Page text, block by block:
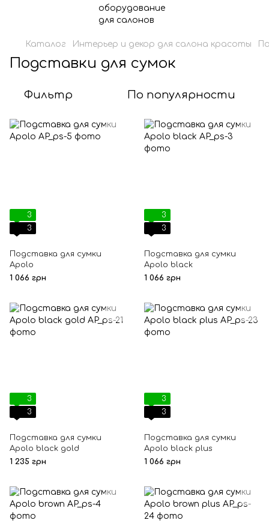
Каталог Интерьер и декор для салона красоты
Подставки для сумок
Фильтр По популярности
3
3
Подставка для сумки
Apolo
1 066 грн
3
3
Подставка для сумки
Apolo black
1 066 грн
3
3
Подставка для сумки
Apolo black gold
1 235 грн
3
3
Подставка для сумки
Apolo black plus
1 066 грн